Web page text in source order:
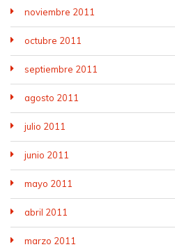
noviembre 2011
octubre 2011
septiembre 2011
agosto 2011
julio 2011
junio 2011
mayo 2011
abril 2011
marzo 2011